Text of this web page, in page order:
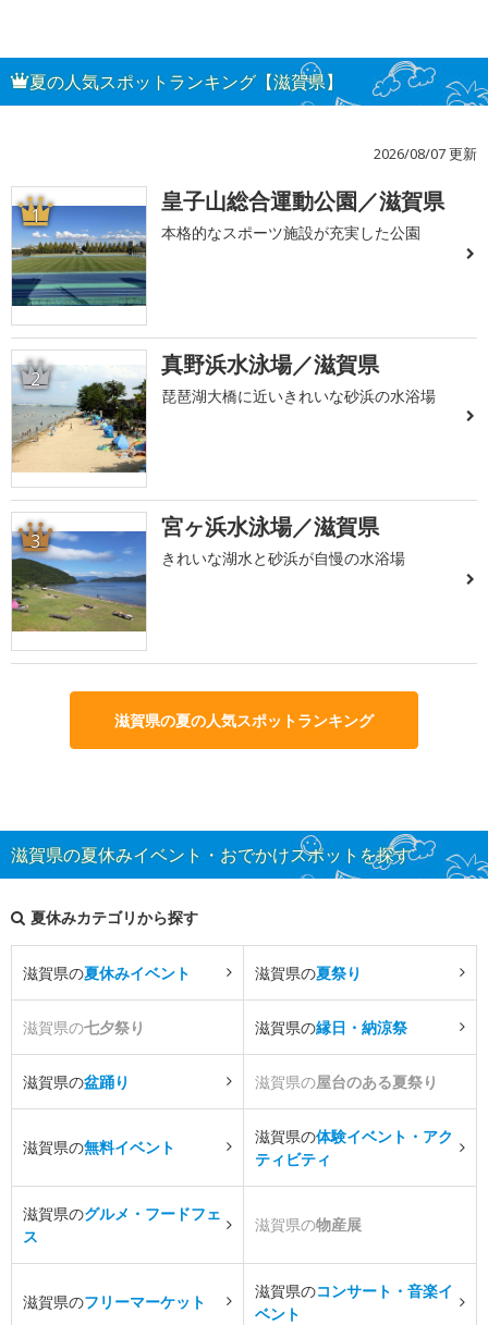
夏の人気スポットランキング【滋賀県】
2026/08/07 更新
1 皇子山総合運動公園／滋賀県
本格的なスポーツ施設が充実した公園
2 真野浜水泳場／滋賀県
琵琶湖大橋に近いきれいな砂浜の水浴場
3 宮ヶ浜水泳場／滋賀県
きれいな湖水と砂浜が自慢の水浴場
滋賀県の夏の人気スポットランキング
滋賀県の夏休みイベント・おでかけスポットを探す
夏休みカテゴリから探す
滋賀県の夏休みイベント 滋賀県の夏祭り
滋賀県の七夕祭り 滋賀県の縁日・納涼祭
滋賀県の盆踊り 滋賀県の屋台のある夏祭り
滋賀県の無料イベント
滋賀県の体験イベント・アク
ティビティ
滋賀県のグルメ・フードフェ
ス
滋賀県の物産展
滋賀県のフリーマーケット
滋賀県のコンサート・音楽イ
ベント